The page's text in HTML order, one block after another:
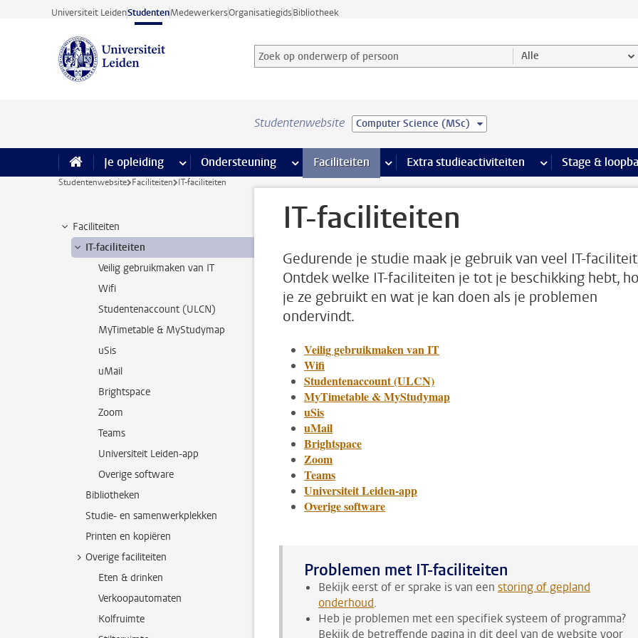
Ga direct naar de inhoud
Universiteit LeidenStudentenMedewerkersOrganisatiegidsBibliotheek
Zoek op onderwerp of persoon en selecteer categorie
Zoekterm Alle
Studentenwebsite Computer Science (MSc)
Je opleiding meer Je opleiding pagina’s
Ondersteuning meer Ondersteuning pagina’s
Faciliteiten meer Faciliteiten pagina’s
Extra studieactiviteiten meer Extra
Stage &
Studentenwebsite Faciliteiten IT-faciliteiten
Faciliteiten
IT-faciliteiten
Veilig gebruikmaken van IT
Wifi
Studentenaccount (ULCN)
MyTimetable & MyStudymap
uSis
uMail
Brightspace
Zoom
Teams
Universiteit Leiden-app
Overige software
Bibliotheken
Studie- en samenwerkplekken
Printen en kopiëren
Overige faciliteiten
Eten & drinken
Verkoopautomaten
Kolfruimte
IT-faciliteiten
Gedurende je studie maak je gebruik van veel IT-
Ontdek welke IT-faciliteiten je tot je beschikking hebt,
je ze gebruikt en wat je kan doen als je problemen
ondervindt.
Veilig gebruikmaken van IT
Wifi
Studentenaccount (ULCN)
MyTimetable & MyStudymap
uSis
uMail
Brightspace
Zoom
Teams
Universiteit Leiden-app
Overige software
Problemen met IT-faciliteiten
Bekijk eerst of er sprake is van een storing of gepland
onderhoud.
Heb je problemen met een specifiek systeem of programma?
Bekijk de betreffende pagina in dit deel van de website voor